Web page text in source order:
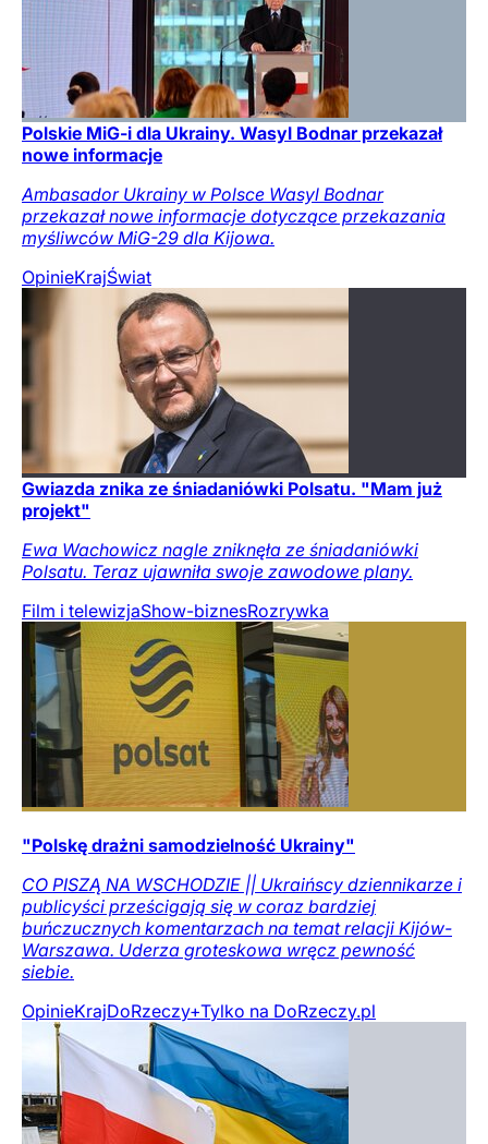
Polskie MiG-i dla Ukrainy. Wasyl Bodnar przekazał
nowe informacje
Ambasador Ukrainy w Polsce Wasyl Bodnar
przekazał nowe informacje dotyczące przekazania
myśliwców MiG-29 dla Kijowa.
OpinieKrajŚwiat
Gwiazda znika ze śniadaniówki Polsatu. "Mam już
projekt"
Ewa Wachowicz nagle zniknęła ze śniadaniówki
Polsatu. Teraz ujawniła swoje zawodowe plany.
Film i telewizjaShow-biznesRozrywka
"Polskę drażni samodzielność Ukrainy"
CO PISZĄ NA WSCHODZIE || Ukraińscy dziennikarze i
publicyści prześcigają się w coraz bardziej
buńczucznych komentarzach na temat relacji Kijów-
Warszawa. Uderza groteskowa wręcz pewność
siebie.
OpinieKrajDoRzeczy+Tylko na DoRzeczy.pl